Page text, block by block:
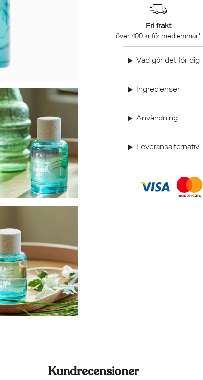
Fri frakt
över 400 kr för medlemmar*
Vad gör det för dig
Ingredienser
Användning
Leveransalternativ
Kundrecensioner